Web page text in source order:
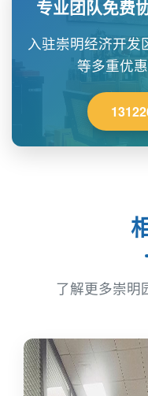
专业团队免费
入驻崇明经济开发
等多重优
了解更多崇明